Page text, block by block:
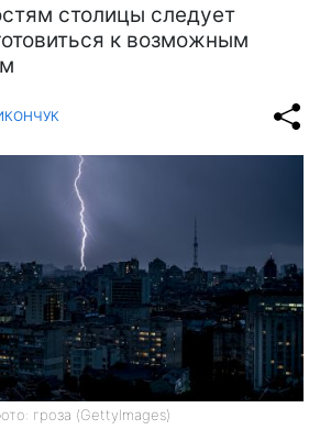
столицы следует
к возможным
гроза (GettyImages)